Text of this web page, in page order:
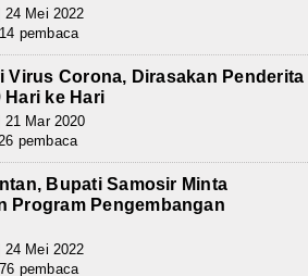
24 Mei 2022
pembaca
Virus Corona, Dirasakan Penderita
Hari ke Hari
21 Mar 2020
pembaca
Bupati Samosir Minta
Program Pengembangan
24 Mei 2022
pembaca